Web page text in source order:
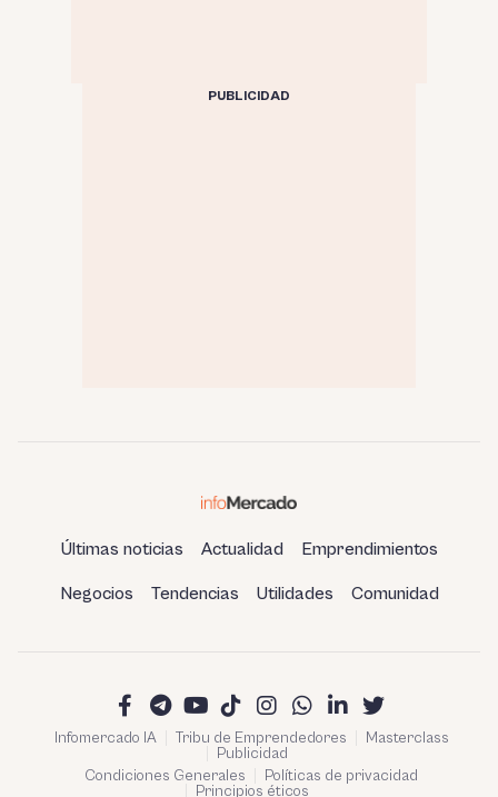
PUBLICIDAD
Últimas noticias Actualidad Emprendimientos
Negocios Tendencias Utilidades Comunidad
Infomercado IA Tribu de Emprendedores
Masterclass
Publicidad
Condiciones Generales
Políticas de privacidad
Principios éticos